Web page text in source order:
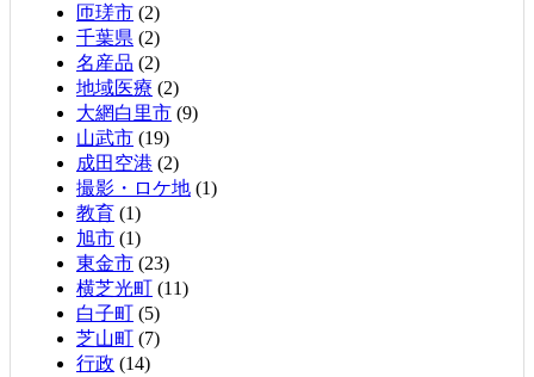
匝瑳市 (2)
千葉県 (2)
名産品 (2)
地域医療 (2)
大網白里市 (9)
山武市 (19)
成田空港 (2)
撮影・ロケ地 (1)
教育 (1)
旭市 (1)
東金市 (23)
横芝光町 (11)
白子町 (5)
芝山町 (7)
行政 (14)